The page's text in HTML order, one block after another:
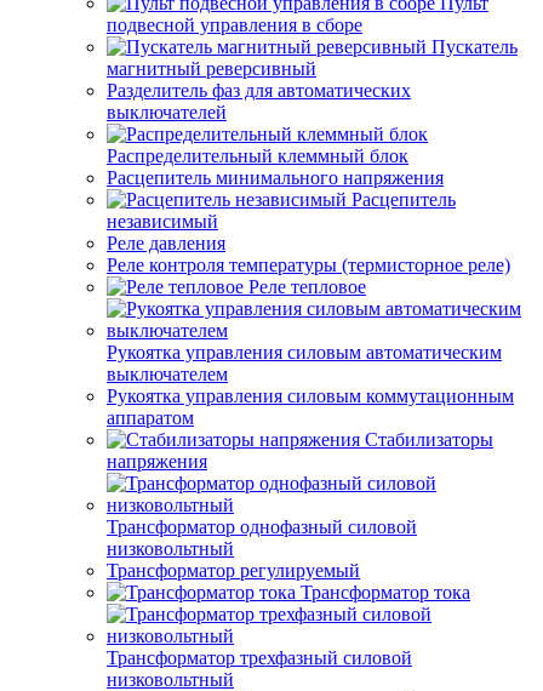
подвесной управления в сборе
Пускатель
магнитный реверсивный
Разделитель фаз для автоматических
выключателей
Распределительный клеммный блок
Расцепитель минимального напряжения
Расцепитель
независимый
Реле давления
Реле контроля температуры (термисторное реле)
Реле тепловое
Рукоятка управления силовым автоматическим
выключателем
Рукоятка управления силовым коммутационным
аппаратом
Стабилизаторы
напряжения
Трансформатор однофазный силовой
низковольтный
Трансформатор регулируемый
Трансформатор тока
Трансформатор трехфазный силовой
низковольтный